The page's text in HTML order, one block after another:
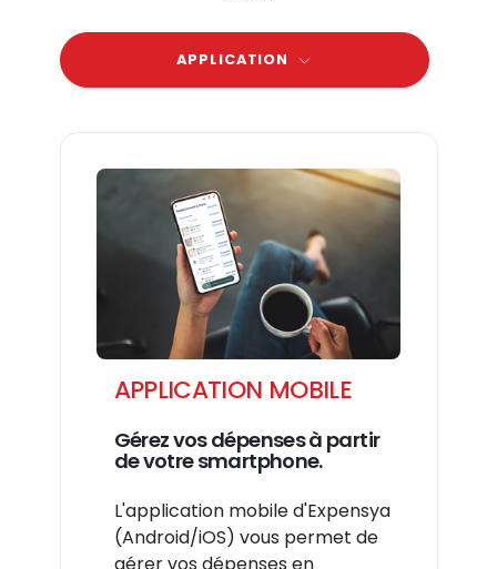
APPLICATION
APPLICATION MOBILE
Gérez vos dépenses à partir
de votre smartphone.
L'application mobile d'Expensya
(Android/iOS) vous permet de
gérer vos dépenses en